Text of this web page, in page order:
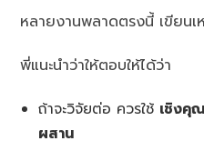
หลายงานพลาดตรงนี้ เขียนเ
พี่แนะนำว่าให้ตอบให้ได้ว่า
ถ้าจะวิจัยต่อ ควรใช้ เชิงคุ
ผสาน